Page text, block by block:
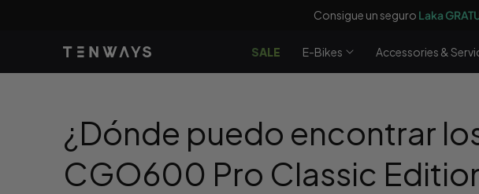
Consigue un seguro Laka
SALE E-Bikes Accessories &
¿Dónde puedo encontrar
CGO600 Pro Classic